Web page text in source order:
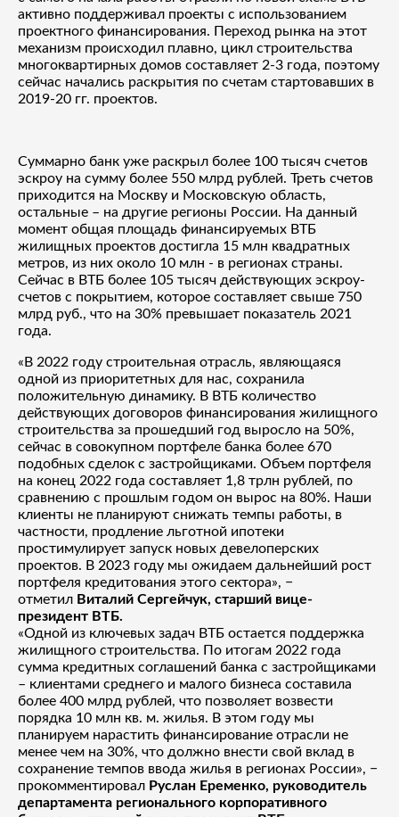
активно поддерживал проекты с использованием
проектного финансирования. Переход рынка на этот
механизм происходил плавно, цикл строительства
многоквартирных домов составляет 2-3 года, поэтому
сейчас начались раскрытия по счетам стартовавших в
2019-20 гг. проектов.
Суммарно банк уже раскрыл более 100 тысяч счетов
эскроу на сумму более 550 млрд рублей. Треть счетов
приходится на Москву и Московскую область,
остальные – на другие регионы России. На данный
момент общая площадь финансируемых ВТБ
жилищных проектов достигла 15 млн квадратных
метров, из них около 10 млн - в регионах страны.
Сейчас в ВТБ более 105 тысяч действующих эскроу-
счетов с покрытием, которое составляет свыше 750
млрд руб., что на 30% превышает показатель 2021
года.
«В 2022 году строительная отрасль, являющаяся
одной из приоритетных для нас, сохранила
положительную динамику. В ВТБ количество
действующих договоров финансирования жилищного
строительства за прошедший год выросло на 50%,
сейчас в совокупном портфеле банка более 670
подобных сделок с застройщиками. Объем портфеля
на конец 2022 года составляет 1,8 трлн рублей, по
сравнению с прошлым годом он вырос на 80%. Наши
клиенты не планируют снижать темпы работы, в
частности, продление льготной ипотеки
простимулирует запуск новых девелоперских
проектов. В 2023 году мы ожидаем дальнейший рост
портфеля кредитования этого сектора», −
отметил Виталий Сергейчук, старший вице-
президент ВТБ.
«Одной из ключевых задач ВТБ остается поддержка
жилищного строительства. По итогам 2022 года
сумма кредитных соглашений банка с застройщиками
– клиентами среднего и малого бизнеса составила
более 400 млрд рублей, что позволяет возвести
порядка 10 млн кв. м. жилья. В этом году мы
планируем нарастить финансирование отрасли не
менее чем на 30%, что должно внести свой вклад в
сохранение темпов ввода жилья в регионах России», −
прокомментировал Руслан Еременко, руководитель
департамента регионального корпоративного